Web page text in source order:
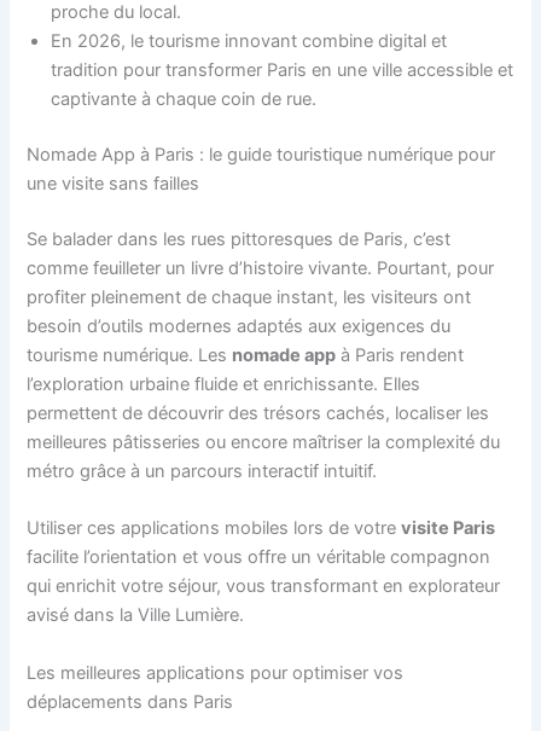
proche du local.
En 2026, le tourisme innovant combine digital et
tradition pour transformer Paris en une ville accessible et
captivante à chaque coin de rue.
Nomade App à Paris : le guide touristique numérique pour
une visite sans failles
Se balader dans les rues pittoresques de Paris, c’est
comme feuilleter un livre d’histoire vivante. Pourtant, pour
profiter pleinement de chaque instant, les visiteurs ont
besoin d’outils modernes adaptés aux exigences du
tourisme numérique. Les nomade app à Paris rendent
l’exploration urbaine fluide et enrichissante. Elles
permettent de découvrir des trésors cachés, localiser les
meilleures pâtisseries ou encore maîtriser la complexité du
métro grâce à un parcours interactif intuitif.
Utiliser ces applications mobiles lors de votrevisite Paris
facilite l’orientation et vous offre un véritable compagnon
qui enrichit votre séjour, vous transformant en explorateur
avisé dans la Ville Lumière.
Les meilleures applications pour optimiser vos
déplacements dans Paris